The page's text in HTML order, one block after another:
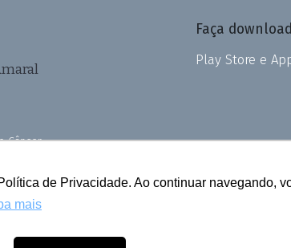
de Privacidade. Ao continuar navegando,
mais
Câncer
Faça
Play Store e